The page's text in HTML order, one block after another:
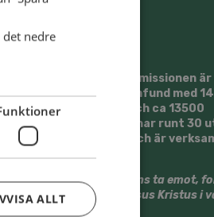
Svenska Alliansmissionen
kristet trossamfund med
församlingar och ca 13500
medlemmar. Vi har runt 30
medarbetare och är
Vi vill tillsammans ta emot,
och gestalta Jesus Kristus i
nedre
ALLT